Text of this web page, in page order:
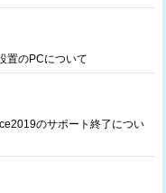
置のPCについて
のサポート終了につい